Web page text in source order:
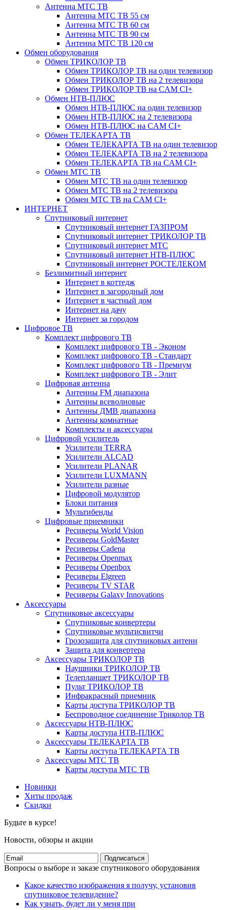
Антенна МТС ТВ
Антенна МТС ТВ 55 см
Антенна МТС ТВ 60 см
Антенна МТС ТВ 90 см
Антенна МТС ТВ 120 см
Обмен оборудования
Обмен ТРИКОЛОР ТВ
Обмен ТРИКОЛОР ТВ на один телевизор
Обмен ТРИКОЛОР ТВ на 2 телевизора
Обмен ТРИКОЛОР ТВ на CAM CI+
Обмен НТВ-ПЛЮС
Обмен НТВ-ПЛЮС на один телевизор
Обмен НТВ-ПЛЮС на 2 телевизора
Обмен НТВ-ПЛЮС на CAM CI+
Обмен ТЕЛЕКАРТА ТВ
Обмен ТЕЛЕКАРТА ТВ на один телевизор
Обмен ТЕЛЕКАРТА ТВ на 2 телевизора
Обмен ТЕЛЕКАРТА ТВ на CAM CI+
Обмен МТС ТВ
Обмен МТС ТВ на один телевизор
Обмен МТС ТВ на 2 телевизора
Обмен МТС ТВ на CAM CI+
ИНТЕРНЕТ
Спутниковый интернет
Спутниковый интернет ГАЗПРОМ
Спутниковый интернет ТРИКОЛОР ТВ
Спутниковый интернет МТС
Спутниковый интернет НТВ-ПЛЮС
Спутниковый интернет РОСТЕЛЕКОМ
Безлимитный интернет
Интернет в коттедж
Интернет в загородный дом
Интернет в частный дом
Интернет на дачу
Интернет за городом
Цифровое ТВ
Комплект цифрового ТВ
Комплект цифрового ТВ - Эконом
Комплект цифрового ТВ - Стандарт
Комплект цифрового ТВ - Премиум
Комплект цифрового ТВ - Элит
Цифровая антенна
Антенны FM диапазона
Антенны всеволновые
Антенны ДМВ диапазона
Антенны комнатные
Комплекты и аксессуары
Цифровой усилитель
Усилители TERRA
Усилители ALCAD
Усилители PLANAR
Усилители LUXMANN
Усилители разные
Цифровой модулятор
Блоки питания
Мультибенды
Цифровые приемники
Ресиверы World Vision
Ресиверы GoldMaster
Ресиверы Cadena
Ресиверы Openmax
Ресиверы Openbox
Ресиверы Elgreen
Ресиверы TV STAR
Ресиверы Galaxy Innovations
Аксессуары
Спутниковые аксессуары
Спутниковые конвертеры
Спутниковые мультисвитчи
Грозозащита для спутниковых антенн
Защита для конвертера
Аксессуары ТРИКОЛОР ТВ
Наушники ТРИКОЛОР ТВ
Телепланшет ТРИКОЛОР ТВ
Пульт ТРИКОЛОР ТВ
Инфракрасный приемник
Карты доступа ТРИКОЛОР ТВ
Беспроводное соединение Триколор ТВ
Аксессуары НТВ-ПЛЮС
Карты доступа НТВ-ПЛЮС
Аксессуары ТЕЛЕКАРТА ТВ
Карты доступа ТЕЛЕКАРТА ТВ
Аксессуары МТС ТВ
Карты доступа МТС ТВ
Новинки
Хиты продаж
Скидки
Будьте в курсе!
Новости, обзоры и акции
Подписаться
Вопросы о выборе и заказе спутникового оборудования
Какое качество изображения я получу, установив
спутниковое телевидение?
Как узнать, будет ли у меня при